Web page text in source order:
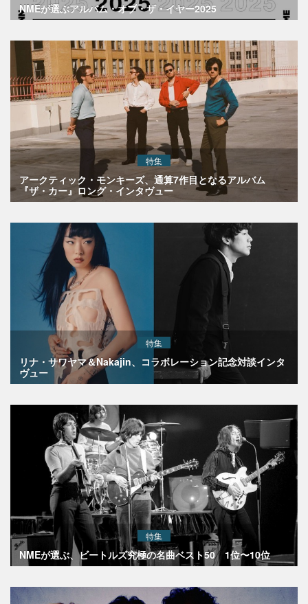
NMEが選ぶアルバム・オブ・ザ・イヤー2025
特集
アークティック・モンキーズ、通算7作目となるアルバム
『ザ・カー』ロング・インタヴュー
特集
リナ・サワヤマ＆Nakajin、コラボレーション記念対談インタ
ヴュー
特集
NMEが選ぶ、ビートルズ究極の名曲ベスト50 1位〜10位